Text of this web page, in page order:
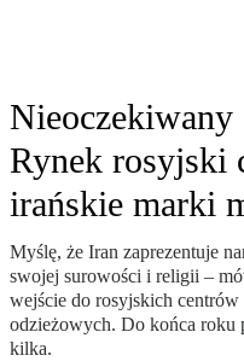
Nieoczekiwany
Rynek rosyjski
irańskie marki
Myślę, że Iran zaprezentuje
swojej surowości i religii –
wejście do rosyjskich
odzieżowych. Do końca
kilka.